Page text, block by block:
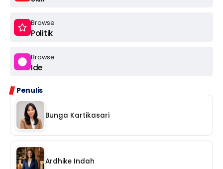
Browse
Politik
Browse
Ide
Penulis
Bunga Kartikasari
Ardhike Indah